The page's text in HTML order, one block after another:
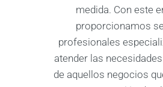
medida. Con este
proporcionamos
profesionales
atender las
de aquellos negocios